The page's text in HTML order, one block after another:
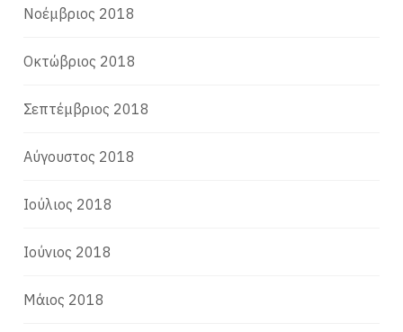
Νοέμβριος 2018
Οκτώβριος 2018
Σεπτέμβριος 2018
Αύγουστος 2018
Ιούλιος 2018
Ιούνιος 2018
Μάιος 2018